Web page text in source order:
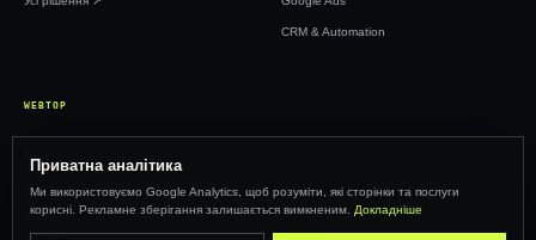
CRM & Automation
WEBTOP
Ціни
Інсайти
Приватна аналітика
Ми використовуємо Google Analytics, щоб розуміти, які сторінки та послуги
корисні. Рекламне зберігання залишається вимкненим. Докладніше